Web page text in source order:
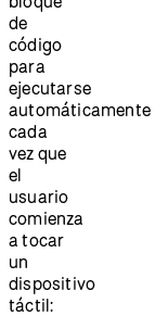
de
código
para
ejecutarse
automáticamente
cada
vez que
el
usuario
comienza
a tocar
un
dispositivo
táctil: